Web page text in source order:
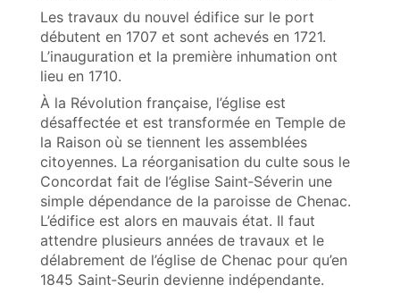
Les travaux du nouvel édifice sur le port
débutent en 1707 et sont achevés en 1721.
L’inauguration et la première inhumation ont
lieu en 1710.
À la Révolution française, l’église est
désaffectée et est transformée en Temple de
la Raison où se tiennent les assemblées
citoyennes. La réorganisation du culte sous le
Concordat fait de l’église Saint‑Séverin une
simple dépendance de la paroisse de Chenac.
L’édifice est alors en mauvais état. Il faut
attendre plusieurs années de travaux et le
délabrement de l’église de Chenac pour qu’en
1845 Saint‑Seurin devienne indépendante.